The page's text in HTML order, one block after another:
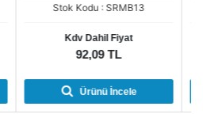
Stok Kodu : FMB04F1-28
Kdv Dahil Fiyat
434,20 TL
Ürünü İncele